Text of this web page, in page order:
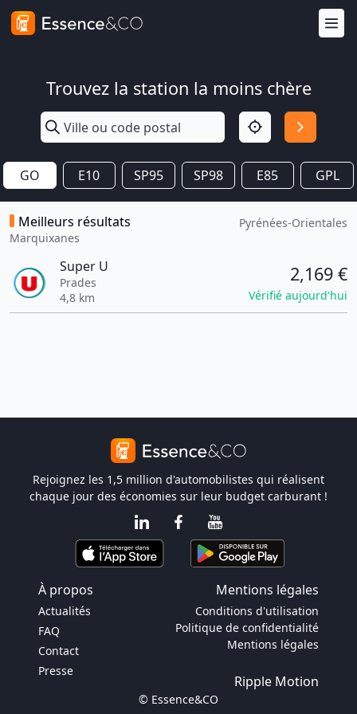
Trouvez la station la moins chère
GO E10 SP95 SP98 E85 GPL
Meilleurs résultats
Marquixanes
Pyrénées-Orientales
Super U
Prades
4,8 km
2,169 €
Vérifié aujourd'hui
Rejoignez les 1,5 million d'automobilistes qui réalisent
chaque jour des économies sur leur budget carburant !
À propos Mentions légales
Actualités
FAQ
Contact
Presse
Conditions d'utilisation
Politique de confidentialité
Mentions légales
Ripple Motion
© Essence&CO